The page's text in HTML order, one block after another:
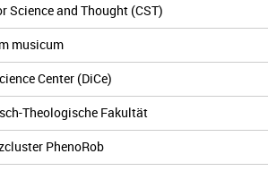
Science and Thought (CST)
musicum
Center (DiCe)
Theologische Fakultät
PhenoRob